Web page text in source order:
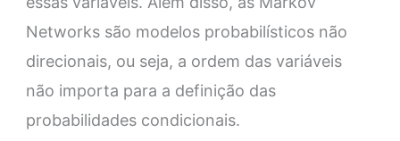
Networks são modelos probabilísticos não
direcionais, ou seja, a ordem das variáveis
não importa para a definição das
probabilidades condicionais.